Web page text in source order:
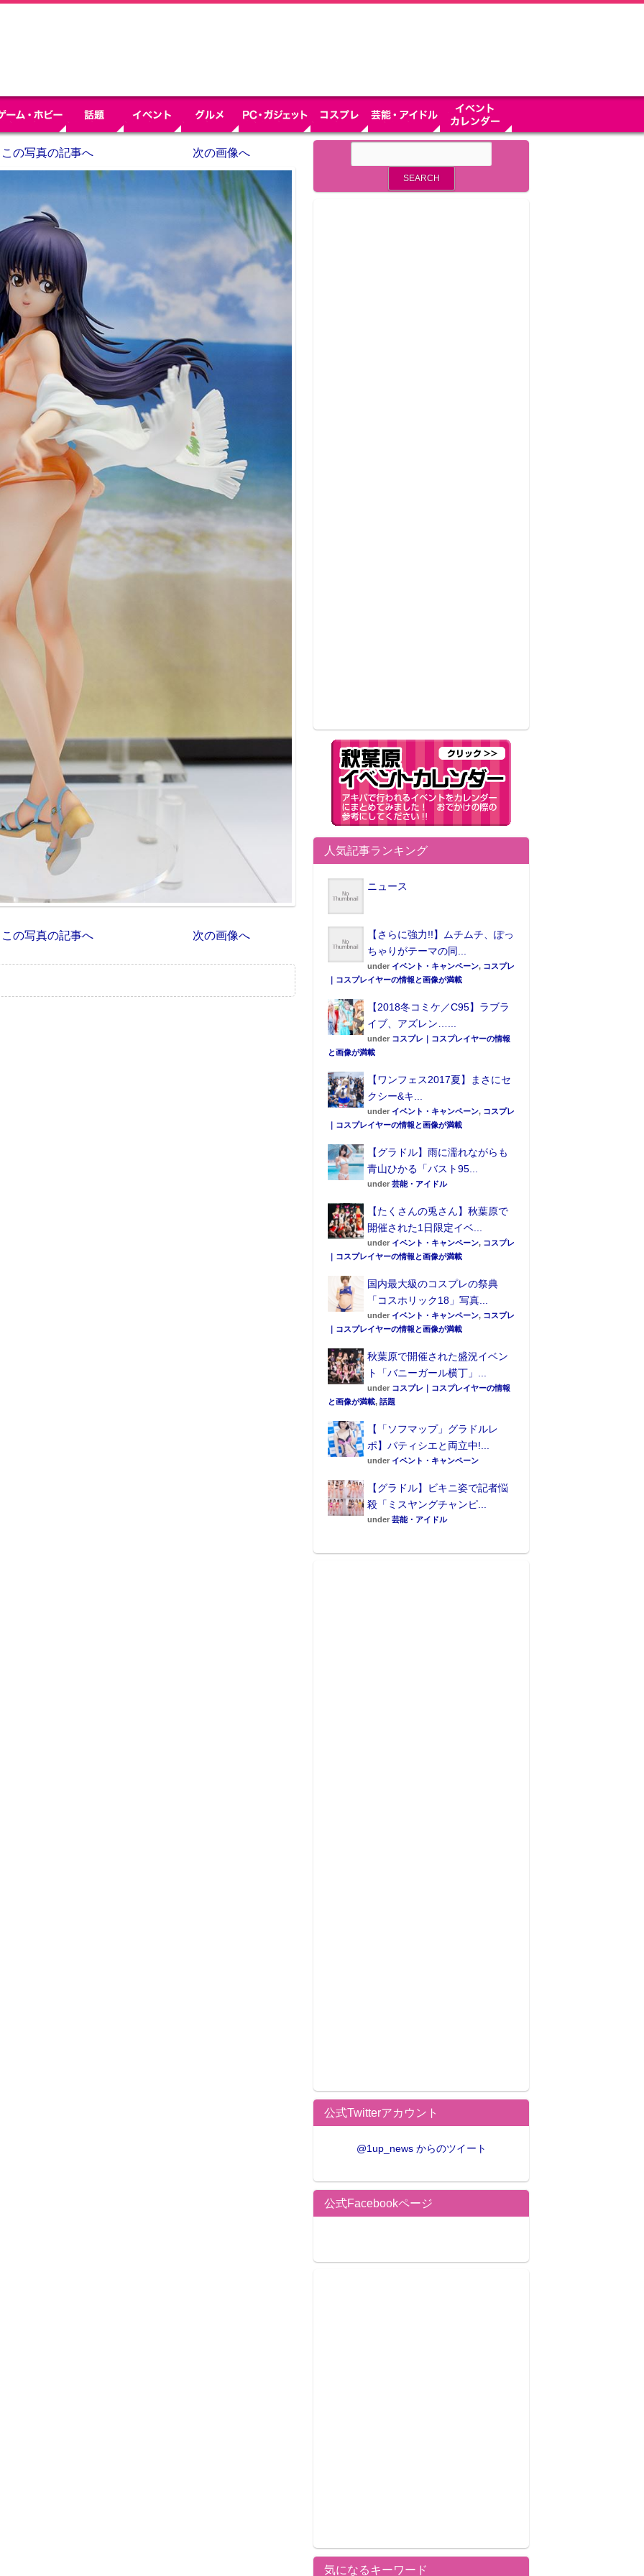
この写真の記事へ 次の画像へ
この写真の記事へ 次の画像へ
人気記事ランキング
ニュース
【さらに強力!!】ムチムチ、ぽっ
ちゃりがテーマの同...
under イベント・キャンペーン, コスプレ
｜コスプレイヤーの情報と画像が満載
【2018冬コミケ／C95】ラブラ
イブ、アズレン…...
under コスプレ｜コスプレイヤーの情報
と画像が満載
【ワンフェス2017夏】まさにセ
クシー&キ...
under イベント・キャンペーン, コスプレ
｜コスプレイヤーの情報と画像が満載
【グラドル】雨に濡れながらも
青山ひかる「バスト95...
under 芸能・アイドル
【たくさんの兎さん】秋葉原で
開催された1日限定イベ...
under イベント・キャンペーン, コスプレ
｜コスプレイヤーの情報と画像が満載
国内最大級のコスプレの祭典
「コスホリック18」写真...
under イベント・キャンペーン, コスプレ
｜コスプレイヤーの情報と画像が満載
秋葉原で開催された盛況イベン
ト「バニーガール横丁」...
under コスプレ｜コスプレイヤーの情報
と画像が満載, 話題
【「ソフマップ」グラドルレ
ポ】パティシエと両立中!...
under イベント・キャンペーン
【グラドル】ビキニ姿で記者悩
殺「ミスヤングチャンピ...
under 芸能・アイドル
公式Twitterアカウント
@1up_news からのツイート
公式Facebookページ
気になるキーワード